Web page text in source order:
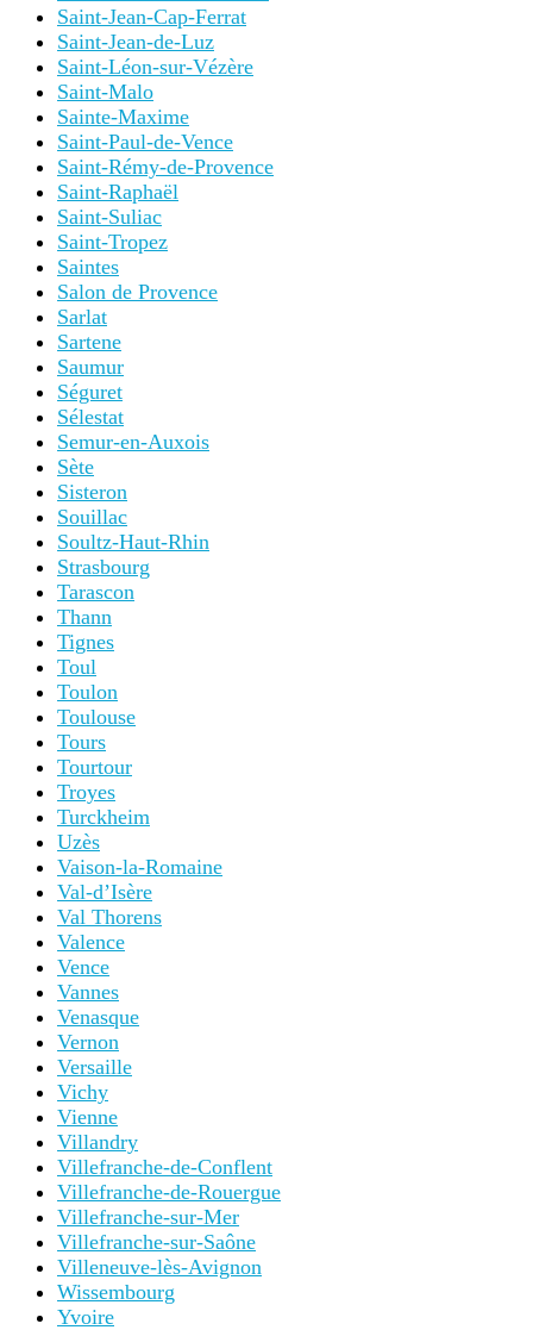
Saint-Jean-Cap-Ferrat
Saint-Jean-de-Luz
Saint-Léon-sur-Vézère
Saint-Malo
Sainte-Maxime
Saint-Paul-de-Vence
Saint-Rémy-de-Provence
Saint-Raphaël
Saint-Suliac
Saint-Tropez
Saintes
Salon de Provence
Sarlat
Sartene
Saumur
Séguret
Sélestat
Semur-en-Auxois
Sète
Sisteron
Souillac
Soultz-Haut-Rhin
Strasbourg
Tarascon
Thann
Tignes
Toul
Toulon
Toulouse
Tours
Tourtour
Troyes
Turckheim
Uzès
Vaison-la-Romaine
Val-d’Isère
Val Thorens
Valence
Vence
Vannes
Venasque
Vernon
Versaille
Vichy
Vienne
Villandry
Villefranche-de-Conflent
Villefranche-de-Rouergue
Villefranche-sur-Mer
Villefranche-sur-Saône
Villeneuve-lès-Avignon
Wissembourg
Yvoire